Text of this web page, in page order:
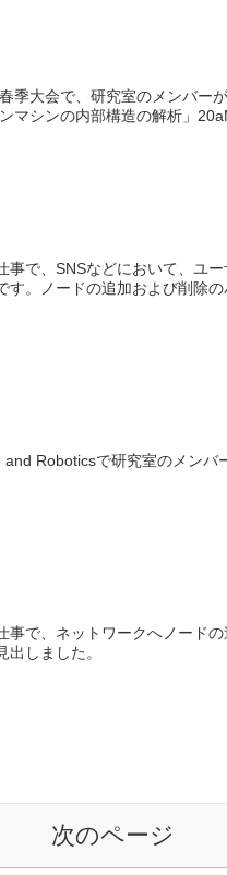
季大会で、研究室のメンバー
マシンの内部構造の解析」
で、SNSなどにおいて、ユ
す。ノードの追加および削除
Roboticsで研究室のメンバ
で、ネットワークへノード
しました。
次のページ